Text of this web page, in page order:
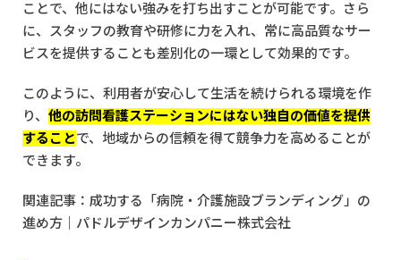
ことで、他にはない強みを打ち出すことが可能です。さら
に、スタッフの教育や研修に力を入れ、常に高品質なサー
ビスを提供することも差別化の一環として効果的です。
このように、利用者が安心して生活を続けられる環境を作
り、 他の訪問看護ステーションにはない独自の価値を提供
することで、地域からの信頼を得て競争力を高めることが
できます。
関連記事： 成功する「病院・介護施設ブランディング」の
進め方｜パドルデザインカンパニー株式会社